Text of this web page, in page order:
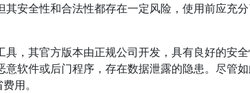
安全性和合法性都存在一定风险，使用前应充
，其官方版本由正规公司开发，具有良好的安
软件或后门程序，存在数据泄露的隐患。尽管
用。